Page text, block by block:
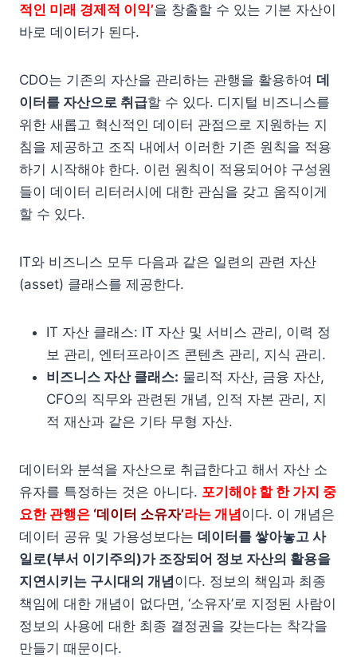
적인 미래 경제적 이익’을 창출할 수 있는 기본 자산이
바로 데이터가 된다.
CDO는 기존의 자산을 관리하는 관행을 활용하여 데
이터를 자산으로 취급할 수 있다. 디지털 비즈니스를
위한 새롭고 혁신적인 데이터 관점으로 지원하는 지
침을 제공하고 조직 내에서 이러한 기존 원칙을 적용
하기 시작해야 한다. 이런 원칙이 적용되어야 구성원
들이 데이터 리터러시에 대한 관심을 갖고 움직이게
할 수 있다.
IT와 비즈니스 모두 다음과 같은 일련의 관련 자산
(asset) 클래스를 제공한다.
IT 자산 클래스: IT 자산 및 서비스 관리, 이력 정
보 관리, 엔터프라이즈 콘텐츠 관리, 지식 관리.
비즈니스 자산 클래스: 물리적 자산, 금융 자산,
CFO의 직무와 관련된 개념, 인적 자본 관리, 지
적 재산과 같은 기타 무형 자산.
데이터와 분석을 자산으로 취급한다고 해서 자산 소
유자를 특정하는 것은 아니다. 포기해야 할 한 가지 중
요한 관행은 ‘데이터 소유자’라는 개념이다. 이 개념은
데이터 공유 및 가용성보다는 데이터를 쌓아놓고 사
일로(부서 이기주의)가 조장되어 정보 자산의 활용을
지연시키는 구시대의 개념이다. 정보의 책임과 최종
책임에 대한 개념이 없다면, ‘소유자’로 지정된 사람이
정보의 사용에 대한 최종 결정권을 갖는다는 착각을
만들기 때문이다.